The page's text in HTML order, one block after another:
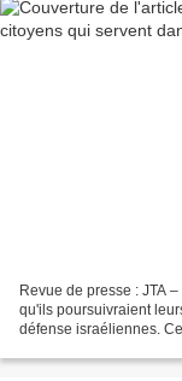
Revue de presse : JTA
qu'ils poursuivraient
défense israéliennes.